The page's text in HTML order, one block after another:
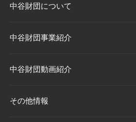
中谷財団について
中谷財団について
理事長挨拶
設立趣意書
中谷財団事業紹介
中谷財団事業紹介
中谷賞
中谷財団動画紹介
その他情報